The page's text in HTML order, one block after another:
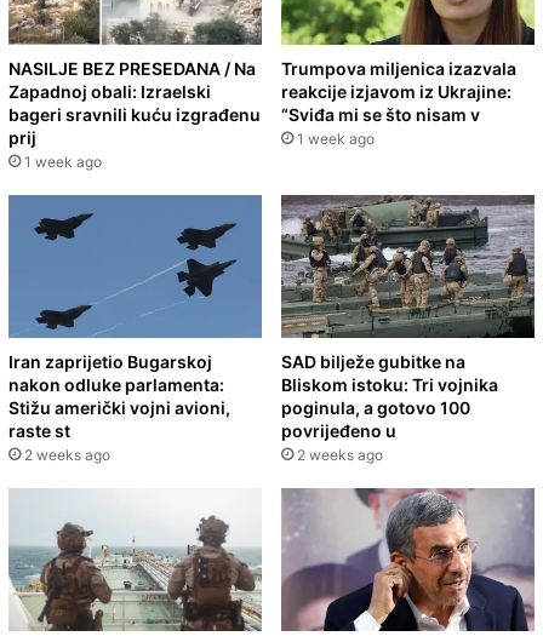
NASILJE BEZ PRESEDANA / Na
Zapadnoj obali: Izraelski
bageri sravnili kuću izgrađenu
prij
1 week ago
Trumpova miljenica izazvala
reakcije izjavom iz Ukrajine:
“Sviđa mi se što nisam v
1 week ago
Iran zaprijetio Bugarskoj
nakon odluke parlamenta:
Stižu američki vojni avioni,
raste st
2 weeks ago
SAD bilježe gubitke na
Bliskom istoku: Tri vojnika
poginula, a gotovo 100
povrijeđeno u
2 weeks ago